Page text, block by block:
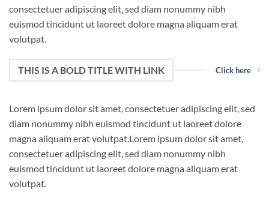
consectetuer adipiscing elit, sed diam nonummy nibh
euismod tincidunt ut laoreet dolore magna aliquam erat
volutpat.
THIS IS A BOLD TITLE WITH LINK Click here
Lorem ipsum dolor sit amet, consectetuer adipiscing elit, sed
diam nonummy nibh euismod tincidunt ut laoreet dolore
magna aliquam erat volutpat.Lorem ipsum dolor sit amet,
consectetuer adipiscing elit, sed diam nonummy nibh
euismod tincidunt ut laoreet dolore magna aliquam erat
volutpat.